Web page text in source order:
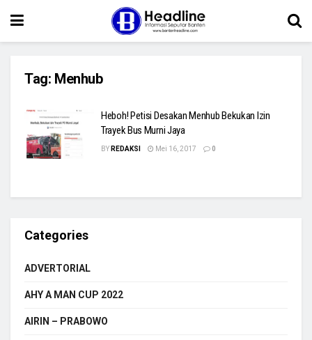
Tag: Menhub
Heboh! Petisi Desakan Menhub Bekukan Izin
Trayek Bus Murni Jaya
BY REDAKSI Mei 16, 2017 0
Categories
ADVERTORIAL
AHY A MAN CUP 2022
AIRIN – PRABOWO